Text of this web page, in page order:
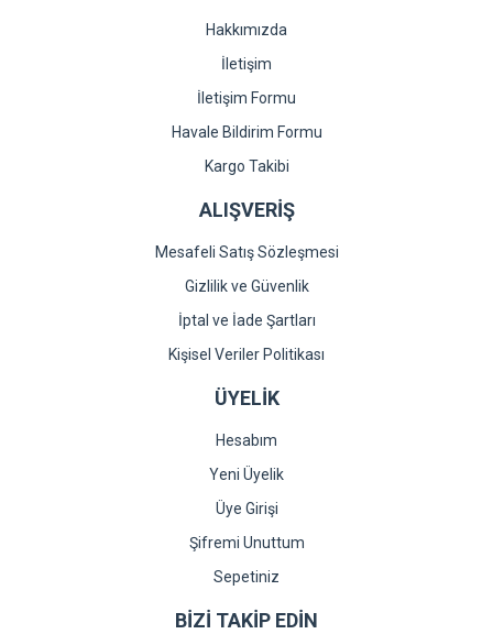
Hakkımızda
İletişim
İletişim Formu
Havale Bildirim Formu
Kargo Takibi
ALIŞVERİŞ
Mesafeli Satış Sözleşmesi
Gizlilik ve Güvenlik
İptal ve İade Şartları
Kişisel Veriler Politikası
ÜYELİK
Hesabım
Yeni Üyelik
Üye Girişi
Şifremi Unuttum
Sepetiniz
BİZİ TAKİP EDİN